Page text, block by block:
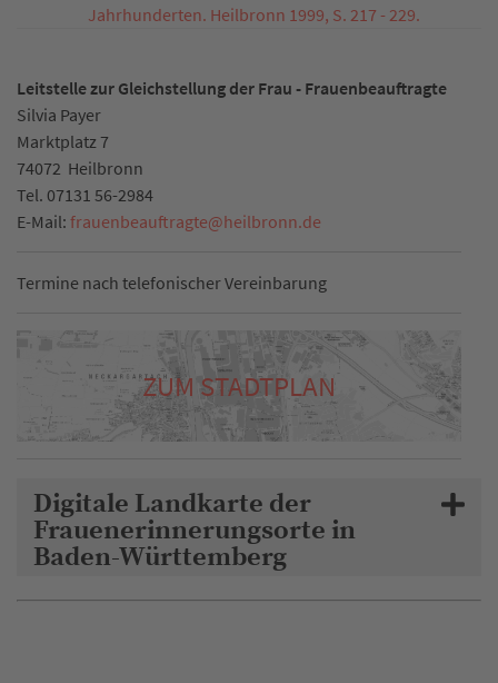
Jahrhunderten. Heilbronn 1999, S. 217 - 229.
Leitstelle zur Gleichstellung der Frau - Frauenbeauftragte
Silvia Payer
Marktplatz 7
74072 Heilbronn
Tel. 07131 56-2984
E-Mail: frauenbeauftragte@heilbronn.de
Termine nach telefonischer Vereinbarung
ZUM STADTPLAN
Digitale Landkarte der
Frauenerinnerungsorte in
Baden-Württemberg